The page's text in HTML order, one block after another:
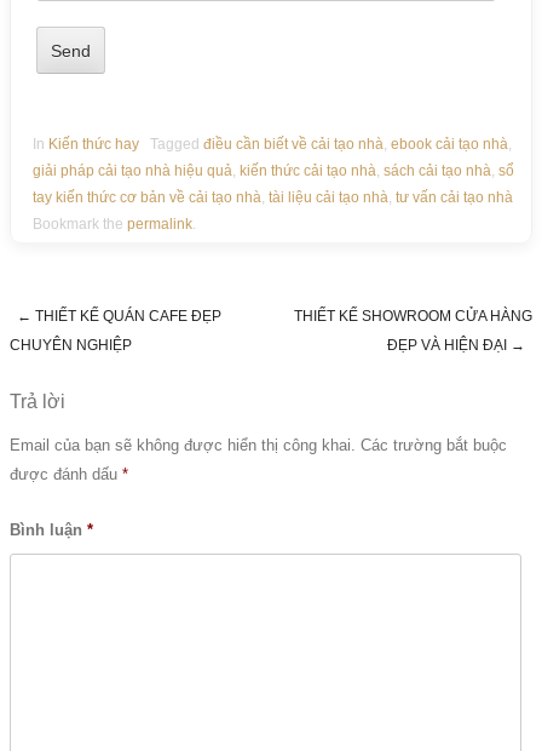
In Kiến thức hay Tagged điều cần biết về cải tạo nhà ebook cải tạo nhà
giải pháp cải tạo nhà hiệu quả kiến thức cải tạo nhà sách cải tạo nhà sổ
tay kiến thức cơ bản về cải tạo nhà tài liệu cải tạo nhà tư vấn cải tạo nhà
Bookmark the permalink
Post navigation
← THIẾT KẾ QUÁN CAFE ĐẸP
CHUYÊN NGHIỆP
THIẾT KẾ SHOWROOM CỬA HÀNG
ĐẸP VÀ HIỆN ĐẠI →
Trả lời
Email của bạn sẽ không được hiển thị công khai. Các trường bắt buộc
được đánh dấu *
Bình luận *